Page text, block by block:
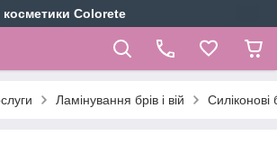
косметики Colorete
Ламінування брів і вій Силіконові